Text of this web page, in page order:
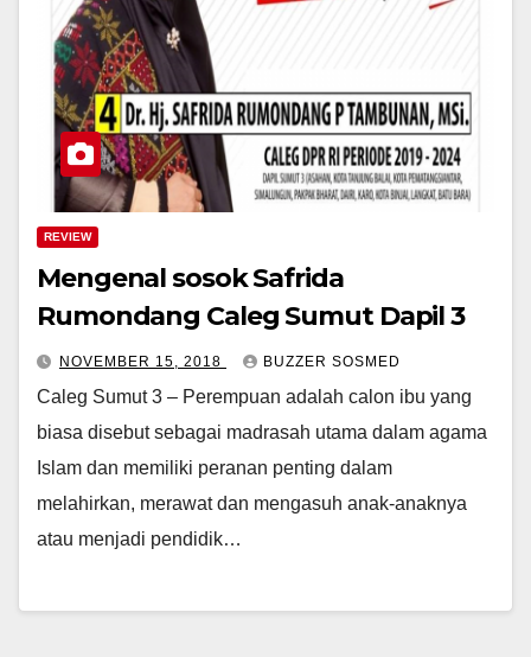
REVIEW
Mengenal sosok Safrida
Rumondang Caleg Sumut Dapil 3
NOVEMBER 15, 2018 BUZZER SOSMED
Caleg Sumut 3 – Perempuan adalah calon ibu yang
biasa disebut sebagai madrasah utama dalam agama
Islam dan memiliki peranan penting dalam
melahirkan, merawat dan mengasuh anak-anaknya
atau menjadi pendidik…